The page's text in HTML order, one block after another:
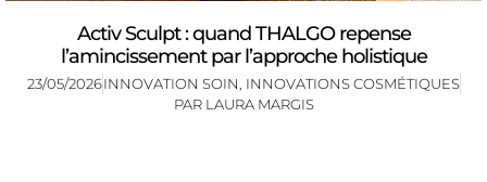
Activ Sculpt : quand THALGO repense
l’amincissement par l’approche holistique
23/05/2026INNOVATION SOIN INNOVATIONS COSMÉTIQUES
PAR LAURA MARGIS